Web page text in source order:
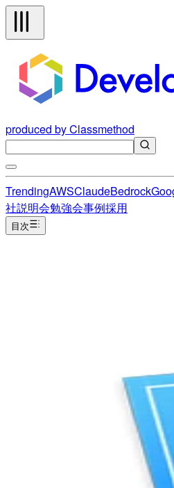
produced by Classmethod
TrendingAWSClaudeBedrock
社説明会勉強会事例採用
目次